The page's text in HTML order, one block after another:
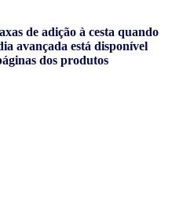
de adição à cesta quando
avançada está disponível
dos produtos